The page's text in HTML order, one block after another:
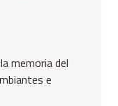
memoria del
e